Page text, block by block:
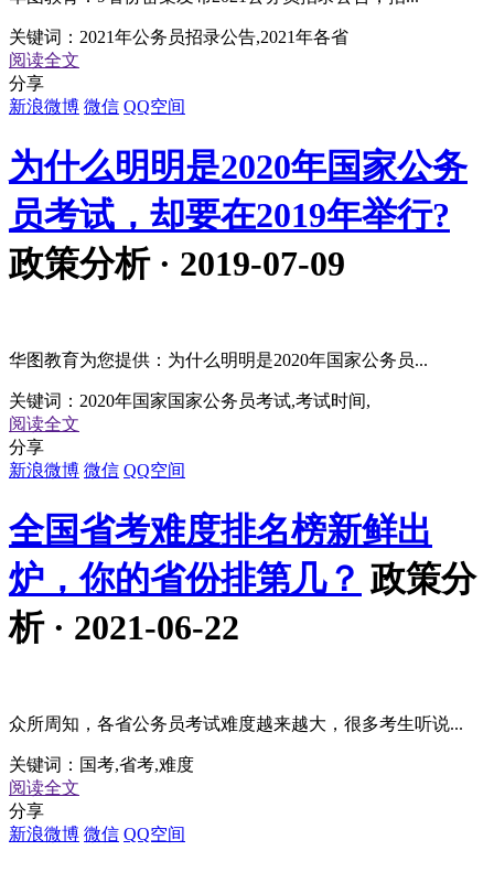
关键词： 2021年公务员招录公告,2021年各省
阅读全文
分享
新浪微博 微信 QQ空间
为什么明明是2020年国家公务
员考试，却要在2019年举行?
政策分析 · 2019-07-09
华图教育为您提供：为什么明明是2020年国家公务员...
关键词： 2020年国家国家公务员考试,考试时间,
阅读全文
分享
新浪微博 微信 QQ空间
全国省考难度排名榜新鲜出
炉，你的省份排第几？ 政策分
析 · 2021-06-22
众所周知，各省公务员考试难度越来越大，很多考生听说...
关键词： 国考,省考,难度
阅读全文
分享
新浪微博 微信 QQ空间